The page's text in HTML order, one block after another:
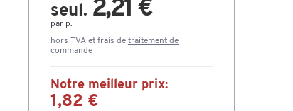
seul. 2,21 €
par p.
hors TVA et frais de traitement de
commande
Notre meilleur prix:
1,82 €